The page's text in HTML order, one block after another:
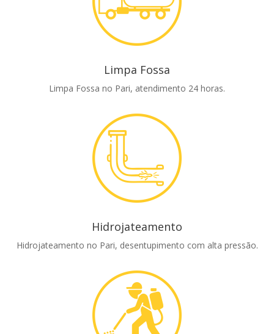
Limpa Fossa
Limpa Fossa no Pari, atendimento 24 horas.
Hidrojateamento
Hidrojateamento no Pari, desentupimento com alta pressão.